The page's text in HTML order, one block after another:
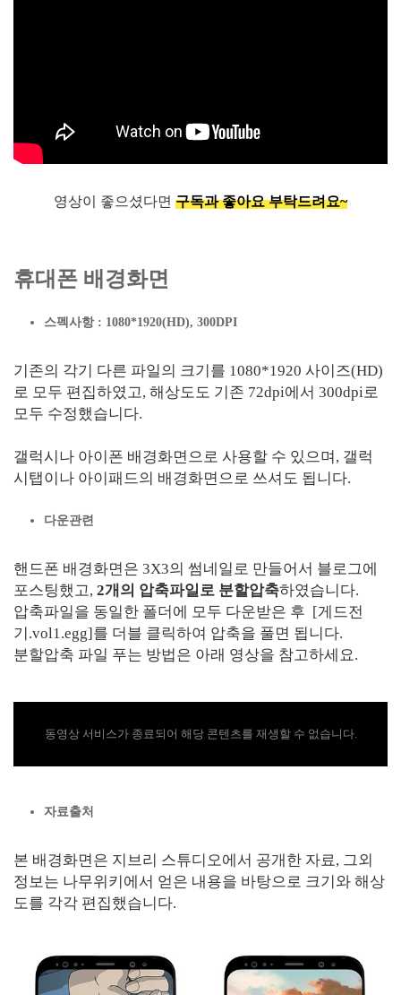
영상이 좋으셨다면 구독과 좋아요 부탁드려요~
휴대폰 배경화면
스펙사항 : 1080*1920(HD), 300DPI
기존의 각기 다른 파일의 크기를 1080*1920 사이즈(HD)
로 모두 편집하였고, 해상도도 기존 72dpi에서 300dpi로
모두 수정했습니다.
갤럭시나 아이폰 배경화면으로 사용할 수 있으며, 갤럭
시탭이나 아이패드의 배경화면으로 쓰셔도 됩니다.
다운관련
핸드폰 배경화면은 3X3의 썸네일로 만들어서 블로그에
포스팅했고, 2개의 압축파일로 분할압축하였습니다.
압축파일을 동일한 폴더에 모두 다운받은 후 [게드전
기.vol1.egg]를 더블 클릭하여 압축을 풀면 됩니다.
분할압축 파일 푸는 방법은 아래 영상을 참고하세요.
동영상 서비스가 종료되어 해당 콘텐츠를 재생할 수 없습니다.
자료출처
본 배경화면은 지브리 스튜디오에서 공개한 자료, 그외
정보는 나무위키에서 얻은 내용을 바탕으로 크기와 해상
도를 각각 편집했습니다.